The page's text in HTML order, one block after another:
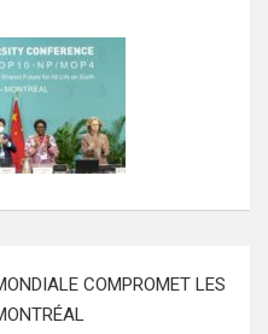
COMPROMET LES